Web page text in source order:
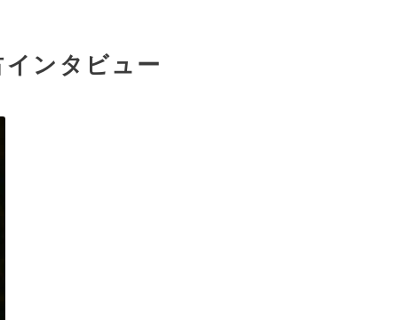
ンタビュー